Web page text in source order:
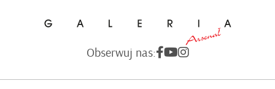
Obserwuj nas: